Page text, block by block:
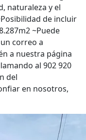
naturaleza y el
de incluir
~Puede
correo a
a nuestra página
al 902 920
del
en nosotros,